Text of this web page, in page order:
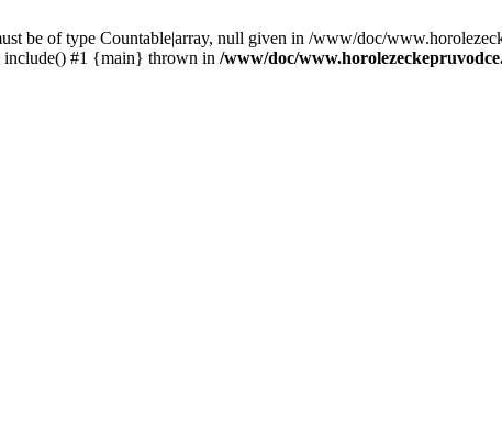
be of type Countable|array, null given in /www/doc/
#1 {main} thrown in /www/doc/